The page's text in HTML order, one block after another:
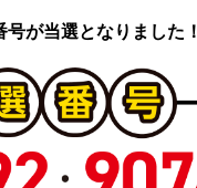
が当選となりました！